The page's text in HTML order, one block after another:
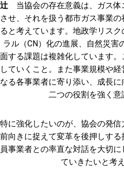
辻 当協会の存在意義は、ガス体
させ、それを扱う都市ガス事業
ると考えています。地政学リス
ラル（CN）化の進展、自然災害
面する課題は複雑化しています
していくこと。また事業規模や
なる各事業者に寄り添い、成長
二つの役割を強く意
特に強化したいのが、協会の発
前向きに捉えて変革を後押しす
員事業者との率直な対話を大切
ていきたいと考